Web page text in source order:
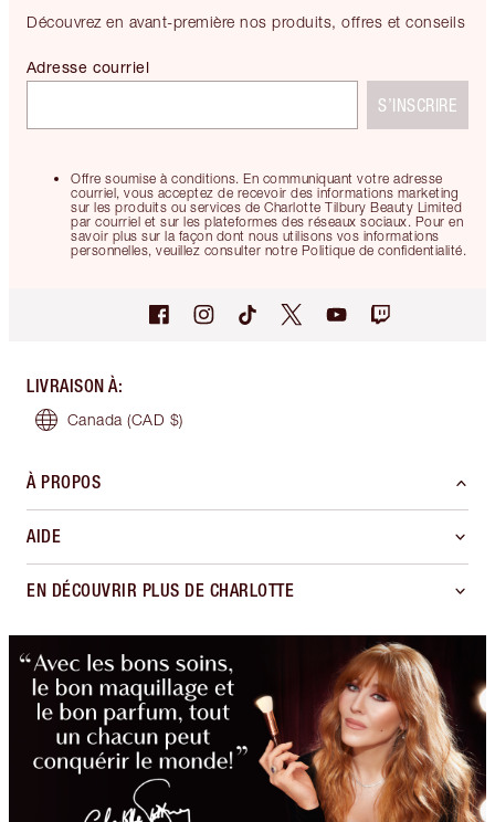
Découvrez en avant-première nos produits, offres et conseils
Offre soumise à conditions. En communiquant votre adresse
courriel, vous acceptez de recevoir des informations marketing
sur les produits ou services de Charlotte Tilbury Beauty Limited
par courriel et sur les plateformes des réseaux sociaux. Pour en
savoir plus sur la façon dont nous utilisons vos informations
personnelles, veuillez consulter notre Politique de confidentialité.
Adresse courriel
S’INSCRIRE
LIVRAISON À:
Canada (CAD $)
À PROPOS
AIDE
EN DÉCOUVRIR PLUS DE CHARLOTTE